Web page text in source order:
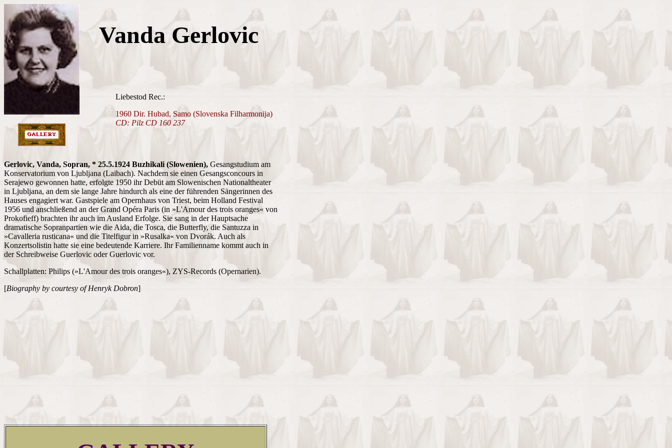
Vanda Gerlovic
Liebestod Rec.:
1960 Dir. Hubad, Samo (Slovenska Filharmonija)
CD: Pilz CD 160 237
Gerlovic, Vanda, Sopran, * 25.5.1924 Buzhikali (Slowenien), Gesangstudium am
Konservatorium von Ljubljana (Laibach). Nachdem sie einen Gesangsconcours in
Serajewo gewonnen hatte, erfolgte 1950 ihr Debüt am Slowenischen Nationaltheater
in Ljubljana, an dem sie lange Jahre hindurch als eine der führenden Sängerinnen des
Hauses engagiert war. Gastspiele am Opernhaus von Triest, beim Holland Festival
1956 und anschließend an der Grand Opéra Paris (in »L'Amour des trois oranges« von
Prokofieff) brachten ihr auch im Ausland Erfolge. Sie sang in der Hauptsache
dramatische Sopranpartien wie die Aida, die Tosca, die Butterfly, die Santuzza in
»Cavalleria rusticana« und die Titelfigur in »Rusalka« von Dvorák. Auch als
Konzertsolistin hatte sie eine bedeutende Karriere. Ihr Familienname kommt auch in
der Schreibweise Guerlovic oder Guerlovic vor.
Schallplatten: Philips (»L'Amour des trois oranges«), ZYS-Records (Opernarien).
[Biography by courtesy of Henryk Dobron]